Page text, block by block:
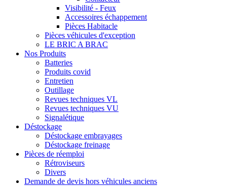
Visibilité - Feux
Accessoires échappement
Pièces Habitacle
Pièces véhicules d'exception
LE BRIC A BRAC
Nos Produits
Batteries
Produits covid
Entretien
Outillage
Revues techniques VL
Revues techniques VU
Signalétique
Déstockage
Déstockage embrayages
Déstockage freinage
Pièces de réemploi
Rétroviseurs
Divers
Demande de devis hors véhicules anciens